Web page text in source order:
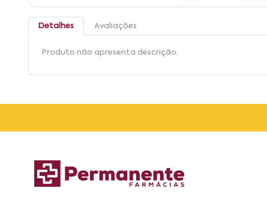
Detalhes Avaliações
Produto não apresenta descrição.